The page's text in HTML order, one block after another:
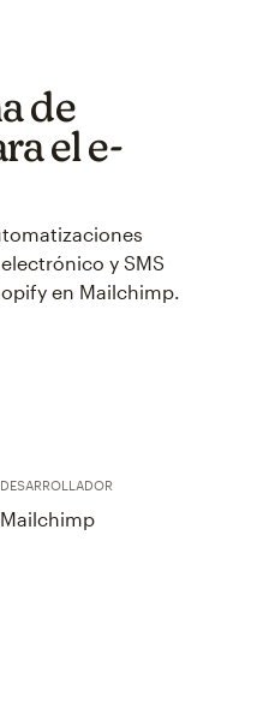
de
el e-
y SMS
en Mailchimp.
DESARROLLADOR
Mailchimp